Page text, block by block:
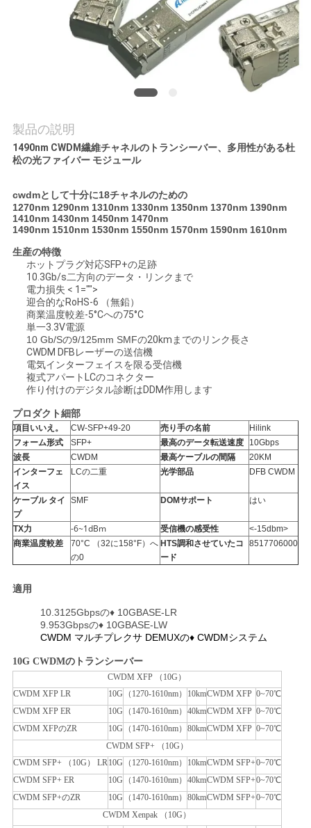
く
だ
さ
い
ニ
件
引
金
を
求
め
て
だ
い
地
図
製品の説明
1490nm CWDM繊維チャネルのトランシーバー、多用性がある杜
松の光ファイバー モジュール
cwdmとして十分に18チャネルのための
1270nm 1290nm 1310nm 1330nm 1350nm 1370nm 1390nm
1410nm 1430nm 1450nm 1470nm
1490nm 1510nm 1530nm 1550nm 1570nm 1590nm 1610nm
生産の特徴
ホットプラグ対応SFP+の足跡
10.3Gb/s二方向のデータ・リンクまで
電力損失 < 1="">
迎合的なRoHS-6 （無鉛）
商業温度較差-5°Cへの75°C
単一3.3V電源
10 Gb/Sの9/125mm SMFの20kmまでのリンク長さ
CWDM DFBレーザーの送信機
電気インターフェイスを限る受信機
複式アパートLCのコネクター
作り付けのデジタル診断はDDM作用します
プロダクト細部
項目いいえ。 CW-SFP+49-20 売り手の名前
Hilink
フォーム形式
SFP+ 最高のデータ転送速度
10Gbps
波長
CWDM 最高ケーブルの間隔
20KM
インターフェ
イス
LCの二重 光学部品 DFB CWDM
ケーブル タイ
プ
SMF DOMサポート はい
TX力 -6~1dBm 受信機の感受性
<-15dbm>
商業温度較差
70°C （32に158°F）へ
の0
HTS調和させていたコ
ード
8517706000
適用
10.3125Gbpsの♦ 10GBASE-LR
9.953Gbpsの♦ 10GBASE-LW
CWDM マルチプレクサ DEMUXの♦ CWDMシステム
10G CWDMのトランシーバー
CWDM XFP （10G）
CWDM XFP LR
10G （1270-1610nm） 10kmCWDM XFP 0~70℃
CWDM XFP ER
10G （1470-1610nm） 40kmCWDM XFP 0~70℃
CWDM XFPのZR
10G （1470-1610nm） 80kmCWDM XFP 0~70℃
CWDM SFP+ （10G）
CWDM SFP+ （10G） LR10G （1270-1610nm） 10kmCWDM SFP+0~70℃
CWDM SFP+ ER
10G （1470-1610nm） 40kmCWDM SFP+0~70℃
CWDM SFP+のZR
10G （1470-1610nm） 80kmCWDM SFP+0~70℃
CWDM Xenpak （10G）